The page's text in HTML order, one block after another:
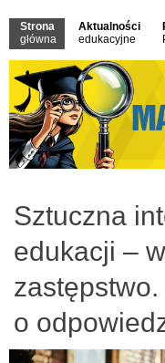
Strona
główna
Aktualności
edukacyjne
Sztuczna
edukacji –
o